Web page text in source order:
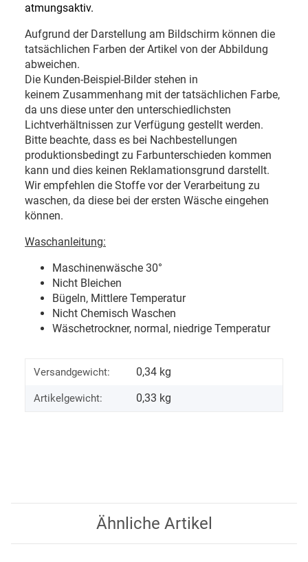
atmungsaktiv.
Aufgrund der Darstellung am Bildschirm können die
tatsächlichen Farben der Artikel von der Abbildung
abweichen.
Die Kunden-Beispiel-Bilder stehen in
keinem Zusammenhang mit der tatsächlichen Farbe,
da uns diese unter den unterschiedlichsten
Lichtverhältnissen zur Verfügung gestellt werden.
Bitte beachte, dass es bei Nachbestellungen
produktionsbedingt zu Farbunterschieden kommen
kann und dies keinen Reklamationsgrund darstellt.
Wir empfehlen die Stoffe vor der Verarbeitung zu
waschen, da diese bei der ersten Wäsche eingehen
können.
Waschanleitung:
Maschinenwäsche 30°
Nicht Bleichen
Bügeln, Mittlere Temperatur
Nicht Chemisch Waschen
Wäschetrockner, normal, niedrige Temperatur
Versandgewicht: 0,34 kg
Artikelgewicht: 0,33 kg
Ähnliche Artikel